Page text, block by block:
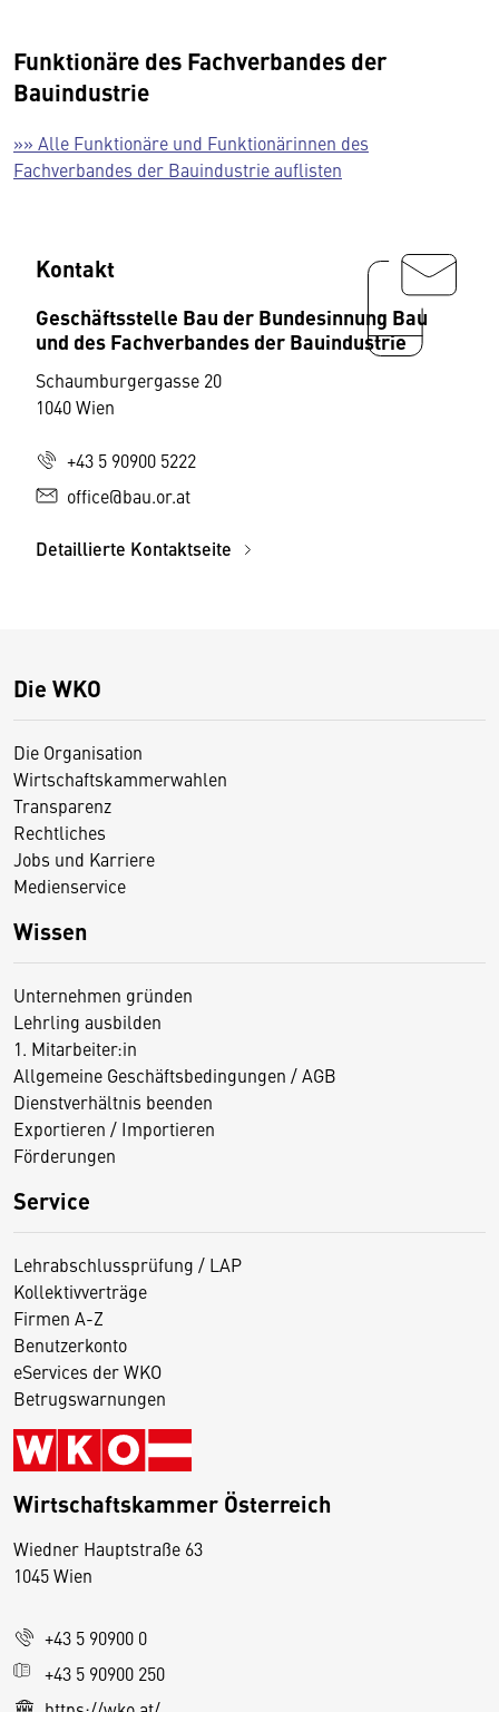
Funktionäre des Fachverbandes der
Bauindustrie
»» Alle Funktionäre und Funktionärinnen des
Fachverbandes der Bauindustrie auflisten
Kontakt
Geschäftsstelle Bau der Bundesinnung Bau
und des Fachverbandes der Bauindustrie
Schaumburgergasse 20
1040 Wien
+43 5 90900 5222
office@bau.or.at
Detaillierte Kontaktseite
Die WKO
Die Organisation
Wirtschaftskammerwahlen
Transparenz
Rechtliches
Jobs und Karriere
Medienservice
Wissen
Unternehmen gründen
Lehrling ausbilden
1. Mitarbeiter:in
Allgemeine Geschäftsbedingungen / AGB
Dienstverhältnis beenden
Exportieren / Importieren
Förderungen
Service
Lehrabschlussprüfung / LAP
Kollektivverträge
Firmen A-Z
Benutzerkonto
eServices der WKO
Betrugswarnungen
Wirtschaftskammer Österreich
Wiedner Hauptstraße 63
1045 Wien
+43 5 90900 0
+43 5 90900 250
D
s
e
S